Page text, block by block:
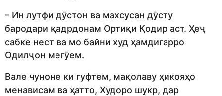
– Ин лутфи дӯстон ва махсусан дӯсту
бародари қадрдонам Ортиқи Қодир аст. Ҳеҷ
сабке нест ва мо байни худ ҳамдигарро
Одилҷон мегӯем.
Вале чуноне ки гуфтем, мақолаву ҳикояҳо
менависам ва ҳатто, Худоро шукр, дар